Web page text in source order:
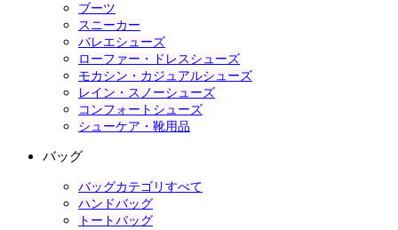
ブーツ
スニーカー
バレエシューズ
ローファー・ドレスシューズ
モカシン・カジュアルシューズ
レイン・スノーシューズ
コンフォートシューズ
シューケア・靴用品
バッグ
バッグカテゴリすべて
ハンドバッグ
トートバッグ